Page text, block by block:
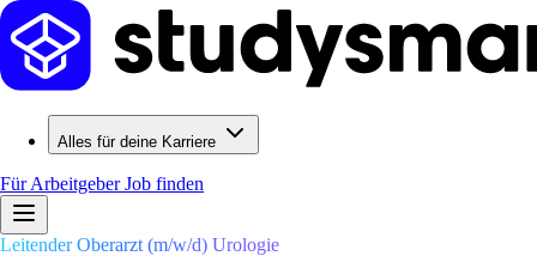
Alles für deine Karriere
Für ArbeitgeberJob finden
Leitender Oberarzt (m/w/d) Urologie